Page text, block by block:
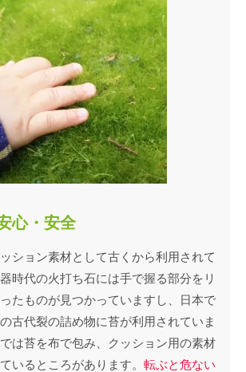
心・安全
ション素材として古くから利用されて
時代の火打ち石には手で握る部分をリ
たものが見つかっていますし、日本で
古代裂の詰め物に苔が利用されていま
は苔を布で包み、クッション用の素材
いるところがあります。 転ぶと危ない